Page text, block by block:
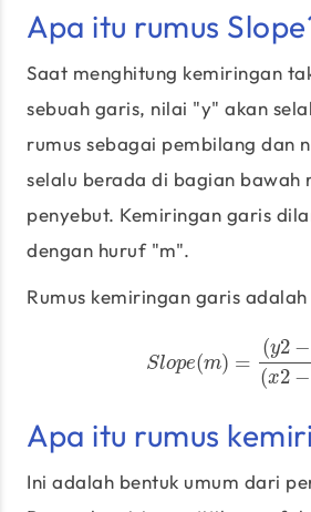
Apa itu rumus
Saat menghitung kemiringan
sebuah garis, nilai "y" akan
rumus sebagai pembilang dan
selalu berada di bagian bawah
penyebut. Kemiringan garis
dengan huruf "m".
Rumus kemiringan garis adalah
Slope(m) =
(y2 −
(x2 −
Slope(m)= (y2 −y1)(x
Apa itu rumus
Ini adalah bentuk umum dari